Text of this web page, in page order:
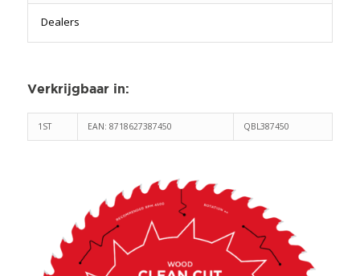
Dealers
Verkrijgbaar in:
1ST EAN: 8718627387450 QBL387450